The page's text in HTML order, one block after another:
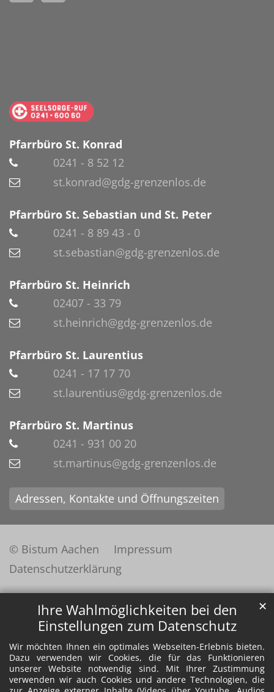
Ihre Wahlmöglichkeiten bei den
Einstellungen zum Datenschutz
Wir möchten Ihnen ein optimales Webseiten-Erlebnis bieten.
Dazu verwenden wir Cookies, die für das Funktionieren
unserer Website notwendig sind. Mit Ihrer Zustimmung
verwenden wir auch Cookies und andere Technologien, die
✕
Pfarrbüro St. Konrad
0241 - 8 52 12
st.konrad@gdg-grenzenlos.de
Pfarrbüro St. Sebastian und St. Peter
0241 - 8 89 43 - 0
st.sebastian@gdg-grenzenlos.de
Pfarrbüro St. Heinrich
02407 - 33 79
st.heinrich@gdg-grenzenlos.de
Pfarrbüro St. Laurentius
0241 - 17 17 70
st.laurentius@gdg-grenzenlos.de
Pfarrbüro St. Martinus
0241 - 931 00 20
st.martinus@gdg-grenzenlos.de
Adressen, Kontakte und Öffnungszeiten
© Bistum Aachen
Impressum
Datenschutzerklärung